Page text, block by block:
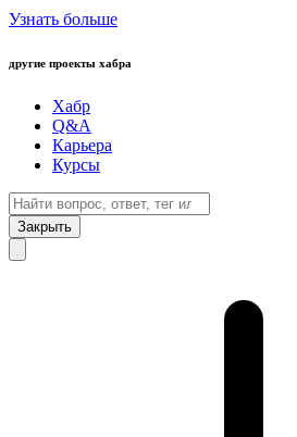
Узнать больше
другие проекты хабра
Хабр
Q&A
Карьера
Курсы
Закрыть